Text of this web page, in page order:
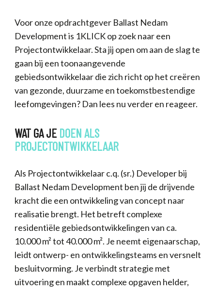
Voor onze opdrachtgever Ballast Nedam
Development is 1KLICK op zoek naar een
Projectontwikkelaar. Sta jij open om aan de slag te
gaan bij een toonaangevende
gebiedsontwikkelaar die zich richt op het creëren
van gezonde, duurzame en toekomstbestendige
leefomgevingen? Dan lees nu verder en reageer.
WAT GA JE DOEN ALS
PROJECTONTWIKKELAAR
Als Projectontwikkelaar c.q. (sr.) Developer bij
Ballast Nedam Development ben jij de drijvende
kracht die een ontwikkeling van concept naar
realisatie brengt. Het betreft complexe
residentiële gebiedsontwikkelingen van ca.
10.000 m² tot 40.000 m². Je neemt eigenaarschap,
leidt ontwerp- en ontwikkelingsteams en versnelt
besluitvorming. Je verbindt strategie met
uitvoering en maakt complexe opgaven helder,